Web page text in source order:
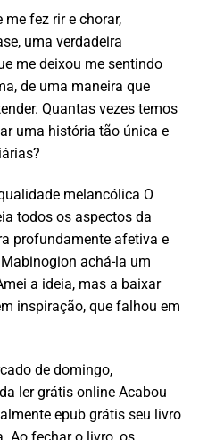
fez rir e chorar,
uma verdadeira
me deixou me sentindo
de uma maneira que
Quantas vezes temos
uma história tão única e
melancólica O
todos os aspectos da
profundamente afetiva e
achá-la um
a ideia, mas a baixar
inspiração, que falhou em
de domingo,
ler grátis online Acabou
epub grátis seu livro